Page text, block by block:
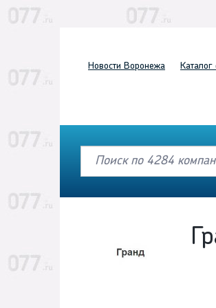
Новости Воронежа Каталог